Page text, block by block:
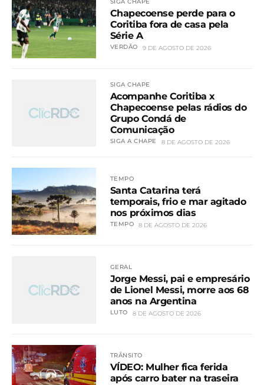
SIGA CHAPE
Chapecoense perde para o
Coritiba fora de casa pela
Série A
VERDÃO 9 DE AGOSTO DE 2026
SIGA CHAPE
Acompanhe Coritiba x
Chapecoense pelas rádios do
Grupo Condá de
Comunicação
SIGA A CHAPE 8 DE AGOSTO DE 2026
TEMPO
Santa Catarina terá
temporais, frio e mar agitado
nos próximos dias
TEMPO 8 DE AGOSTO DE 2026
GERAL
Jorge Messi, pai e empresário
de Lionel Messi, morre aos 68
anos na Argentina
LUTO 8 DE AGOSTO DE 2026
TRÂNSITO
VÍDEO: Mulher fica ferida
após carro bater na traseira